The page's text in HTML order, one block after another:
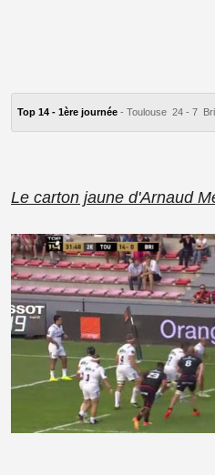
Top 14 - 1ère journée - Toulouse 24 - 7
Le carton jaune d'Arnaud